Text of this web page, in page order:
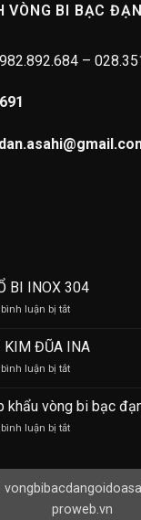
VÒNG BI BẠC ĐẠN
–
BI INOX 304
luận bị tắtở
ĐỠ
Ổ
BI
304
KIM ĐŨA INA
luận bị tắtở
BI
KIM
ĐŨA
khẩu vòng bi bạc
luận bị tắtở
vòng
bi
proweb.vn